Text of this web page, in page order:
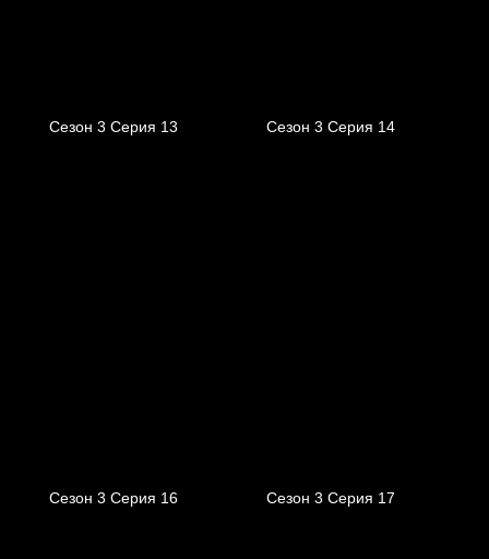
Сезон 3 Серия 13 Сезон 3 Серия 14
Сезон 3 Серия 16 Сезон 3 Серия 17